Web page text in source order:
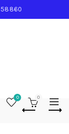
58860
0 0